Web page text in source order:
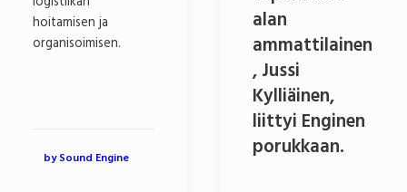
hoitamisen ja
organisoimisen.
by Sound Engine
alan
ammattilainen
, Jussi
Kylliäinen,
liittyi Enginen
porukkaan.